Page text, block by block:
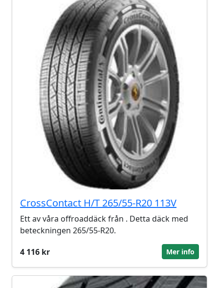
CrossContact H/T 265/55-R20 113V
Ett av våra offroaddäck från . Detta däck med
beteckningen 265/55-R20.
4 116 kr
Mer info